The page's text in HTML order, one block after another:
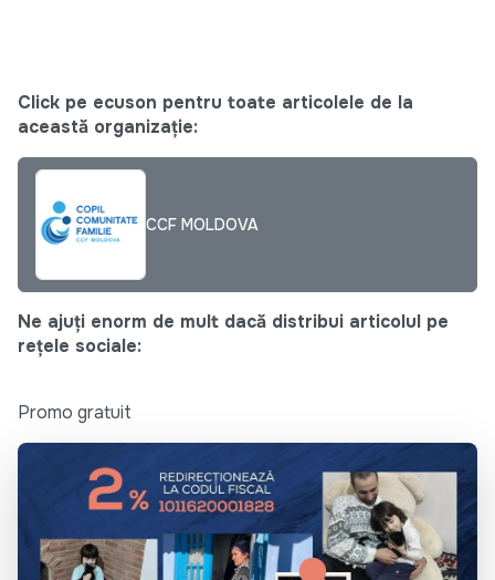
Click pe ecuson pentru toate articolele de la
această organizație:
CCF MOLDOVA
Ne ajuți enorm de mult dacă distribui articolul pe
rețele sociale:
Promo gratuit